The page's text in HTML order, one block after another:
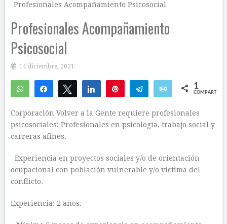
Profesionales Acompañamiento Psicosocial
Profesionales Acompañamiento
Psicosocial
14 diciembre, 2021
WhatsAppCompartirTwittear Compartir Telegram Email 1
COMPARTIR
Corporación Volver a la Gente requiere profesionales
psicosociales: Profesionales en psicología, trabajo social y
carreras afines.
Experiencia en proyectos sociales y/o de orientación
ocupacional con población vulnerable y/o víctima del
conflicto.
Experiencia: 2 años.